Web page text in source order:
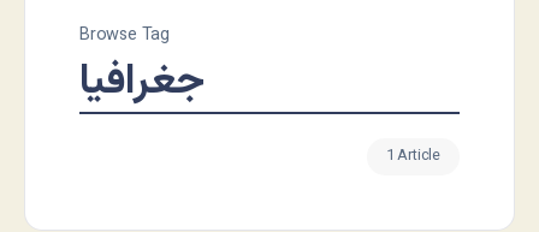
Browse Tag
جغرافیا
1 Article